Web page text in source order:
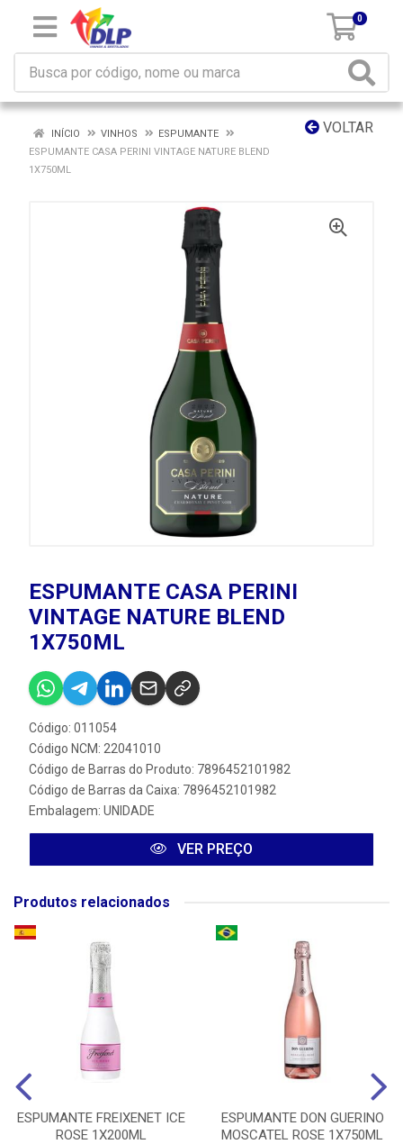
0
VOLTAR
INÍCIO VINHOS
ESPUMANTE
ESPUMANTE CASA PERINI VINTAGE NATURE BLEND
1X750ML
ESPUMANTE CASA PERINI
VINTAGE NATURE BLEND
1X750ML
Código: 011054
Código NCM: 22041010
Código de Barras do Produto: 7896452101982
Código de Barras da Caixa: 7896452101982
Embalagem: UNIDADE
VER PREÇO
Produtos relacionados
ESPUMANTE FREIXENET ICE
ROSE 1X200ML
ESPUMANTE DON GUERINO
MOSCATEL ROSE 1X750ML